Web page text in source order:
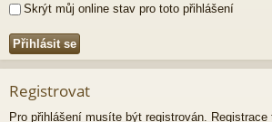
Skrýt můj online stav pro toto přihlášení
Registrovat
Pro přihlášení musíte být registrován. Registrace